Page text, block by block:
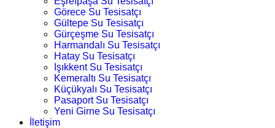
Görece Su Tesisatçı
Gültepe Su Tesisatçı
Gürçeşme Su Tesisatçı
Harmandalı Su Tesisatçı
Hatay Su Tesisatçı
Işıkkent Su Tesisatçı
Kemeraltı Su Tesisatçı
Küçükyalı Su Tesisatçı
Pasaport Su Tesisatçı
Yeni Girne Su Tesisatçı
İletişim